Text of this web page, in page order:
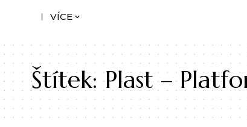
VÍCE
Štítek:Plast –